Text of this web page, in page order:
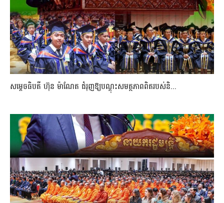
សម្តេចធិបតី ហ៊ុន ម៉ាណែត ជំរុញឱ្យបណ្តុះសមត្ថភាពពិតរបស់និ...